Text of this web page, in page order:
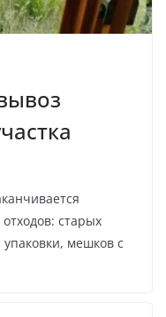
старых
мешков с